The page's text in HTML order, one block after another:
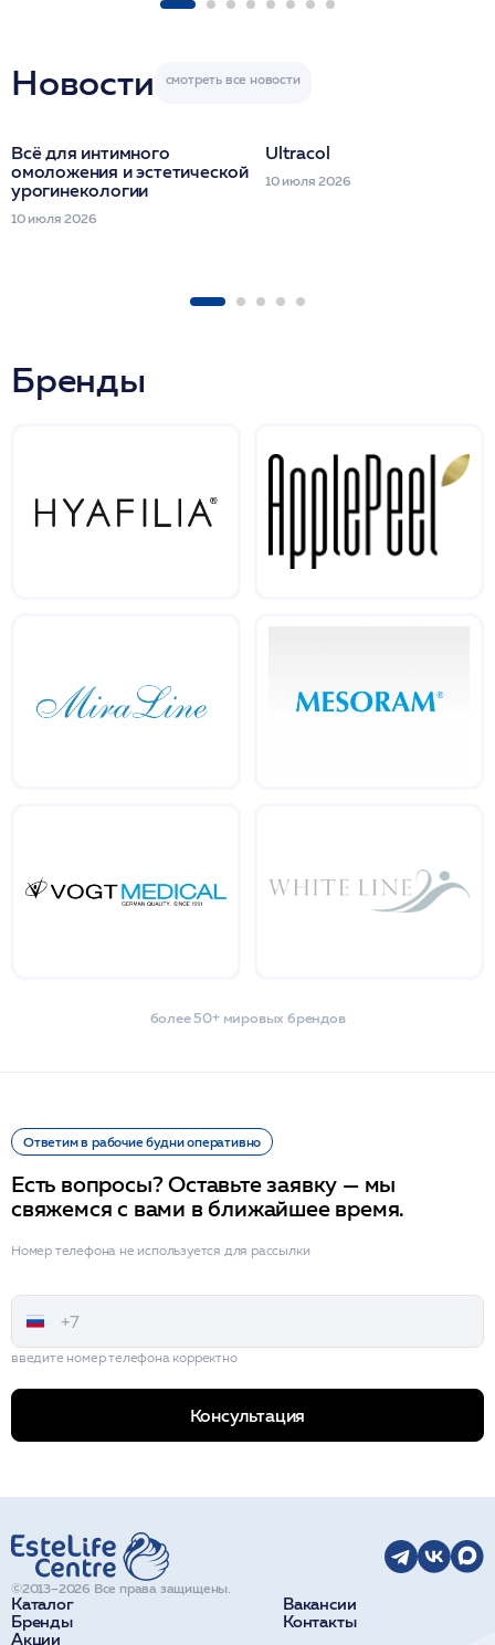
Новости
Всё для интимного
омоложения и эстетической
урогинекологии
10 июля 2026
Ultracol
10 июля 2026
Бренды
более 50+ мировых брендов
Ответим в рабочие будни оперативно
Есть вопросы? Оставьте заявку — мы
свяжемся с вами в ближайшее время.
Номер телефона не используется для рассылки
введите номер телефона корректно
Консультация
Каталог
Бренды
Акции
Вакансии
Контакты
©2013–2026 Все права защищены.